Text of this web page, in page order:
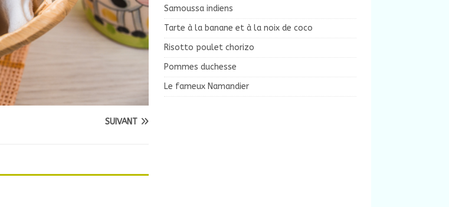
SUIVANT
Samoussa indiens
Tarte à la banane et à la noix de coco
Risotto poulet chorizo
Pommes duchesse
Le fameux Namandier